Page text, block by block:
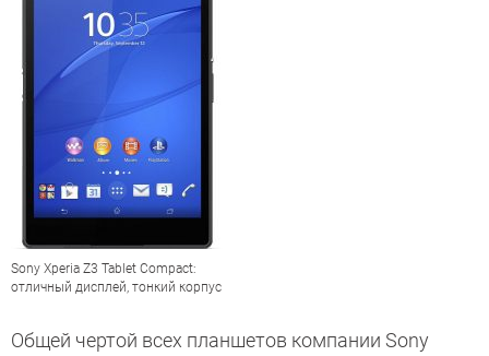
Sony Xperia Z3 Tablet Compact:
отличный дисплей, тонкий корпус
Общей чертой всех планшетов компании Sony